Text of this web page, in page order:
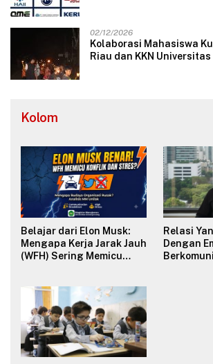
02/12/2026
Kolaborasi Mahasiswa
Riau dan KKN
Kolom
Belajar dari Elon Musk:
Mengapa Kerja Jarak Jauh
(WFH) Sering Memicu
Relasi
Dengan